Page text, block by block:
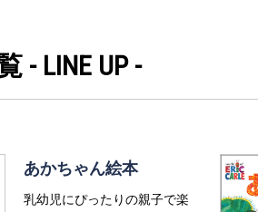
- LINE UP -
あかちゃん絵本
乳幼児にぴったりの親子で楽